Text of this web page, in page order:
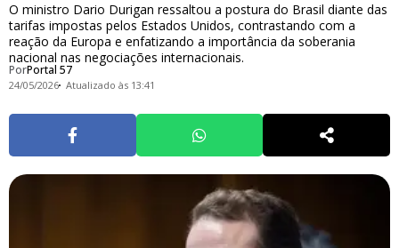
O ministro Dario Durigan ressaltou a postura do Brasil diante das
tarifas impostas pelos Estados Unidos, contrastando com a
reação da Europa e enfatizando a importância da soberania
nacional nas negociações internacionais.
PorPortal 57
24/05/2026 Atualizado às 13:41